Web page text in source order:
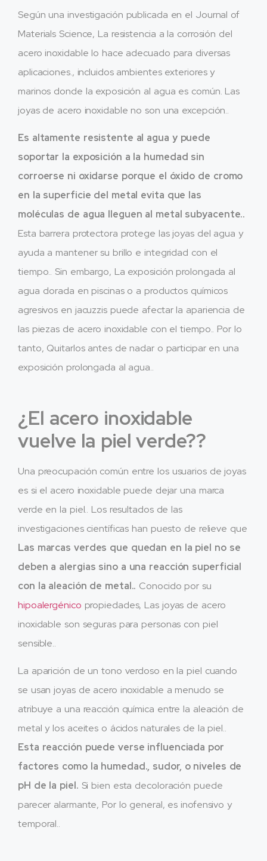
Según una investigación publicada en el Journal of
Materials Science, La resistencia a la corrosión del
acero inoxidable lo hace adecuado para diversas
aplicaciones., incluidos ambientes exteriores y
marinos donde la exposición al agua es común. Las
joyas de acero inoxidable no son una excepción..
Es altamente resistente al agua y puede
soportar la exposición a la humedad sin
corroerse ni oxidarse porque el óxido de cromo
en la superficie del metal evita que las
moléculas de agua lleguen al metal subyacente..
Esta barrera protectora protege las joyas del agua y
ayuda a mantener su brillo e integridad con el
tiempo.. Sin embargo, La exposición prolongada al
agua clorada en piscinas o a productos químicos
agresivos en jacuzzis puede afectar la apariencia de
las piezas de acero inoxidable con el tiempo.. Por lo
tanto, Quitarlos antes de nadar o participar en una
exposición prolongada al agua..
¿El acero inoxidable
vuelve la piel verde??
Una preocupación común entre los usuarios de joyas
es si el acero inoxidable puede dejar una marca
verde en la piel.. Los resultados de las
investigaciones científicas han puesto de relieve que
Las marcas verdes que quedan en la piel no se
deben a alergias sino a una reacción superficial
con la aleación de metal.. Conocido por su
hipoalergénico propiedades, Las joyas de acero
inoxidable son seguras para personas con piel
sensible..
La aparición de un tono verdoso en la piel cuando
se usan joyas de acero inoxidable a menudo se
atribuye a una reacción química entre la aleación de
metal y los aceites o ácidos naturales de la piel..
Esta reacción puede verse influenciada por
factores como la humedad., sudor, o niveles de
pH de la piel. Si bien esta decoloración puede
parecer alarmante, Por lo general, es inofensivo y
temporal..